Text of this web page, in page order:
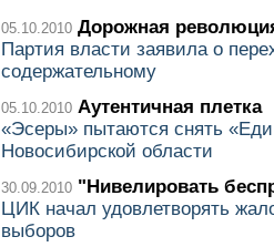
05.10.2010 Дорожная
Партия власти заявила о
содержательному
05.10.2010 Аутентичная плетка
«Эсеры» пытаются снять
Новосибирской области
30.09.2010 "Нивелировать
ЦИК начал удовлетворять
выборов